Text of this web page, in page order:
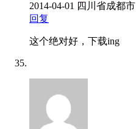
2014-04-01 四川省成都市
回复
这个绝对好，下载ing